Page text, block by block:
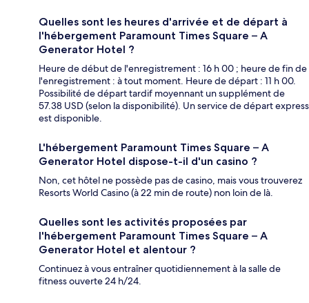
Quelles sont les heures d'arrivée et de départ à
l'hébergement Paramount Times Square – A
Generator Hotel ?
Heure de début de l'enregistrement : 16 h 00 ; heure de fin de
l'enregistrement : à tout moment. Heure de départ : 11 h 00.
Possibilité de départ tardif moyennant un supplément de
57.38 USD (selon la disponibilité). Un service de départ express
est disponible.
L'hébergement Paramount Times Square – A
Generator Hotel dispose-t-il d'un casino ?
Non, cet hôtel ne possède pas de casino, mais vous trouverez
Resorts World Casino (à 22 min de route) non loin de là.
Quelles sont les activités proposées par
l'hébergement Paramount Times Square – A
Generator Hotel et alentour ?
Continuez à vous entraîner quotidiennement à la salle de
fitness ouverte 24 h/24.